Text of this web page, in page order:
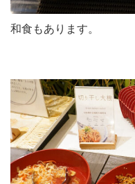
和食もあります。